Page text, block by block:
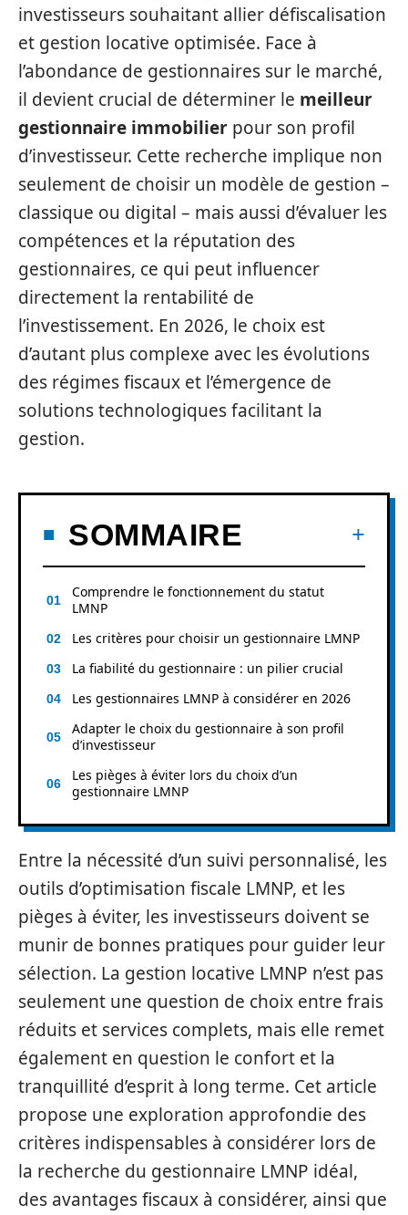
investisseurs souhaitant allier défiscalisation
et gestion locative optimisée. Face à
l’abondance de gestionnaires sur le marché,
il devient crucial de déterminer le meilleur
gestionnaire immobilier pour son profil
d’investisseur. Cette recherche implique non
seulement de choisir un modèle de gestion –
classique ou digital – mais aussi d’évaluer les
compétences et la réputation des
gestionnaires, ce qui peut influencer
directement la rentabilité de
l’investissement. En 2026, le choix est
d’autant plus complexe avec les évolutions
des régimes fiscaux et l’émergence de
solutions technologiques facilitant la
gestion.
SOMMAIRE
Comprendre le fonctionnement du statut
LMNP
Les critères pour choisir un gestionnaire LMNP
La fiabilité du gestionnaire : un pilier crucial
Les gestionnaires LMNP à considérer en 2026
Adapter le choix du gestionnaire à son profil
d’investisseur
Les pièges à éviter lors du choix d’un
gestionnaire LMNP
Entre la nécessité d’un suivi personnalisé, les
outils d’optimisation fiscale LMNP, et les
pièges à éviter, les investisseurs doivent se
munir de bonnes pratiques pour guider leur
sélection. La gestion locative LMNP n’est pas
seulement une question de choix entre frais
réduits et services complets, mais elle remet
également en question le confort et la
tranquillité d’esprit à long terme. Cet article
propose une exploration approfondie des
critères indispensables à considérer lors de
la recherche du gestionnaire LMNP idéal,
des avantages fiscaux à considérer, ainsi que